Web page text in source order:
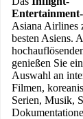
Asiana Airlines
besten Asiens.
genießen Sie
Auswahl an
Filmen,
Serien, Musik,